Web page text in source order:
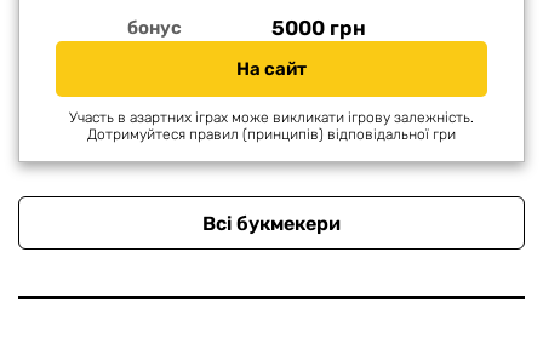
бонус 5000 грн
На сайт
Участь в азартних іграх може викликати ігрову залежність.
Дотримуйтеся правил (принципів) відповідальної гри
Всі букмекери